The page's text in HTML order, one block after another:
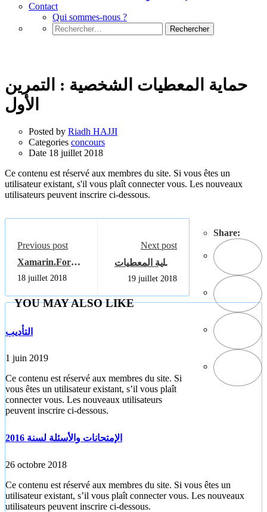
Contact
Qui sommes-nous ?
Rechercher :
حماية المعطيات الشخصية : التمرين
الأول
Posted by Riadh HAJJI
Categories concours
Date 18 juillet 2018
Ce contenu est réservé aux membres du site. Si vous êtes un
utilisateur existant, s'il vous plaît connecter vous. Les nouveaux
utilisateurs peuvent inscrire ci-dessous.
Share:
Previous post
Xamarin.Forms
ContentPage
18 juillet 2018
Next post
حماية المعطيات
الشخصية :
التمرين الثاني
19 juillet 2018
YOU MAY ALSO LIKE
التأديب
1 juin 2019
Ce contenu est réservé aux membres du site. Si
vous êtes un utilisateur existant, s’il vous plaît
connecter vous. Les nouveaux utilisateurs
peuvent inscrire ci-dessous.
الإمتحانات والأسئلة لسنة 2016
26 octobre 2018
Ce contenu est réservé aux membres du site. Si vous êtes un
utilisateur existant, s’il vous plaît connecter vous. Les nouveaux
utilisateurs peuvent inscrire ci-dessous.